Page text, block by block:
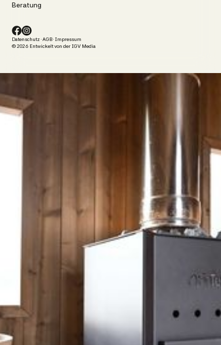
Beratung
© 2026 Entwickelt von der IGV Media
Datenschutz ·AGB· Impressum